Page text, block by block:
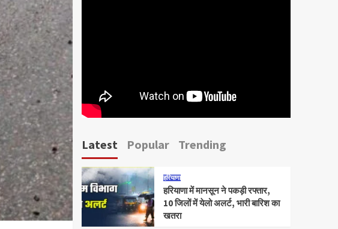
Latest Popular Trending
हरियाणा
हरियाणा में मानसून ने पकड़ी रफ्तार,
10 जिलों में येलो अलर्ट, भारी बारिश का
खतरा